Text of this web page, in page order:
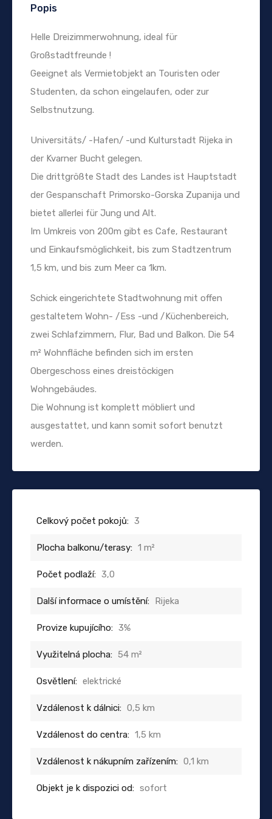
Popis
Helle Dreizimmerwohnung, ideal für
Großstadtfreunde !
Geeignet als Vermietobjekt an Touristen oder
Studenten, da schon eingelaufen, oder zur
Selbstnutzung.
Universitäts/ -Hafen/ -und Kulturstadt Rijeka in
der Kvarner Bucht gelegen.
Die drittgrößte Stadt des Landes ist Hauptstadt
der Gespanschaft Primorsko-Gorska Zupanija und
bietet allerlei für Jung und Alt.
Im Umkreis von 200m gibt es Cafe, Restaurant
und Einkaufsmöglichkeit, bis zum Stadtzentrum
1,5 km, und bis zum Meer ca 1km.
Schick eingerichtete Stadtwohnung mit offen
gestaltetem Wohn- /Ess -und /Küchenbereich,
zwei Schlafzimmern, Flur, Bad und Balkon. Die 54
m² Wohnfläche befinden sich im ersten
Obergeschoss eines dreistöckigen
Wohngebäudes.
Die Wohnung ist komplett möbliert und
ausgestattet, und kann somit sofort benutzt
werden.
Celkový počet pokojů: 3
Plocha balkonu/terasy: 1 m²
Počet podlaží: 3,0
Další informace o umístění: Rijeka
Provize kupujícího: 3%
Využitelná plocha: 54 m²
Osvětlení: elektrické
Vzdálenost k dálnici: 0,5 km
Vzdálenost do centra: 1,5 km
Vzdálenost k nákupním zařízením: 0,1 km
Objekt je k dispozici od: sofort